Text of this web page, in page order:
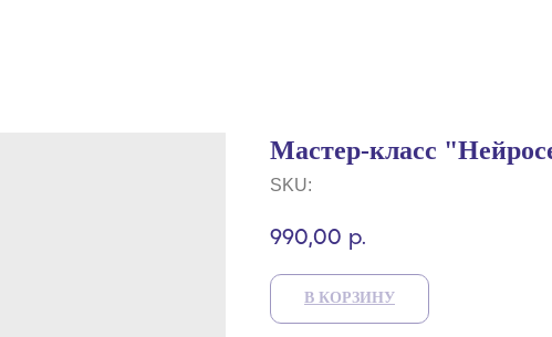
Мастер-класс
SKU:
990,00 р.
В КОРЗИНУ